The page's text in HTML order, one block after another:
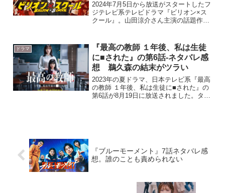
2024年7月5日から放送がスタートしたフ
ジテレビ系テレビドラマ『ビリオン×ス
クール』。山田涼介さん主演の話題作と
にはネタバレを含みますので話の詳細を
知りたくない人...
ドラマ
『最高の教師 １年後、私は生徒
に■された』の第6話-ネタバレ感
想 鵜久森の結末がツラい
2023年の夏ドラマ、日本テレビ系『最高
の教師 １年後、私は生徒に■された』の
第6話が8月19日に放送されました。タイ
『ブルーモーメント』7話ネタバレ感
想。誰のことも責められない